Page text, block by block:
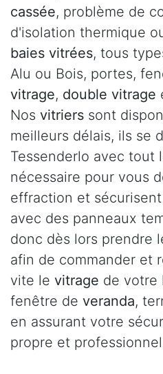
cassée, problème de
d'isolation thermique
baies vitrées, tous
Alu ou Bois, portes,
vitrage, double vitrage
Nos vitriers sont
meilleurs délais, ils se
Tessenderlo avec tout
nécessaire pour vous
effraction et
avec des panneaux
donc dès lors prendre
afin de commander et
vite le vitrage de votre
fenêtre de veranda,
en assurant votre
propre et